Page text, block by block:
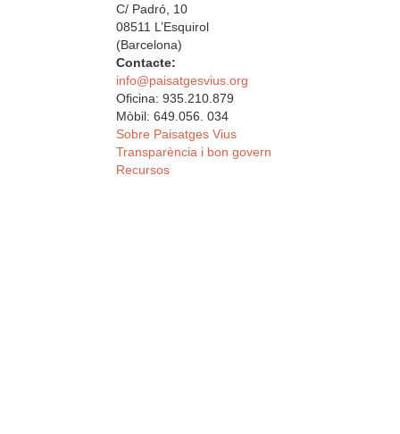
C/ Padró, 10
08511 L’Esquirol
(Barcelona)
Contacte:
info@paisatgesvius.org
Oficina: 935.210.879
Mòbil: 649.056. 034
Sobre Paisatges Vius
Transparència i bon govern
Recursos